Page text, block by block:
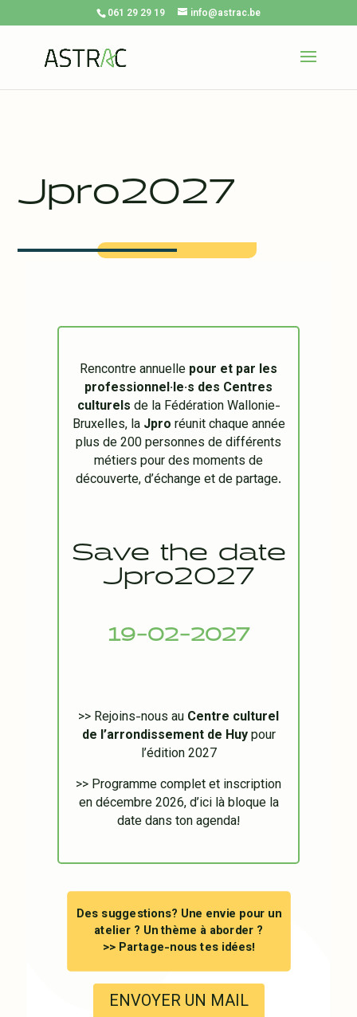
061 29 29 19 info@astrac.be
Jpro2027
Rencontre annuelle pour et par les
professionnel·le·s des Centres
culturels de la Fédération Wallonie-
Bruxelles, la Jpro réunit chaque année
plus de 200 personnes de différents
métiers pour des moments de
découverte, d’échange et de partage.
Save the date
Jpro2027
19-02-2027
>> Rejoins-nous au Centre culturel
de l’arrondissement de Huypour
l’édition 2027
>> Programme complet et inscription
en décembre 2026, d’ici là bloque la
date dans ton agenda!
Des suggestions? Une envie pour un
atelier ? Un thème à aborder ?
>> Partage-nous tes idées!
ENVOYER UN MAIL